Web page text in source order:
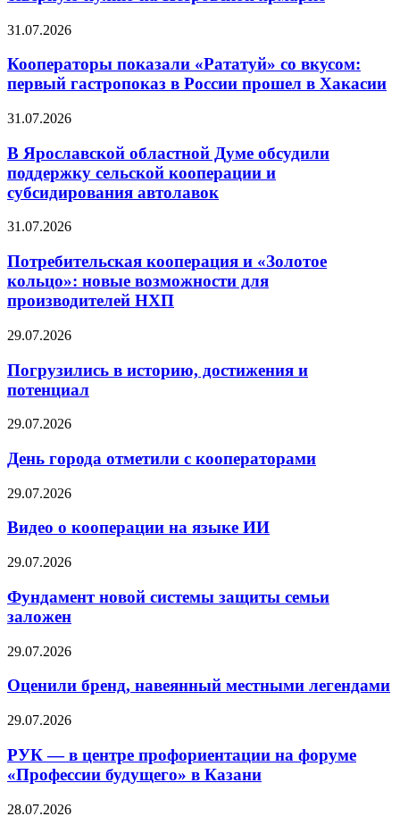
31.07.2026
Кооператоры показали «Рататуй» со вкусом:
первый гастропоказ в России прошел в Хакасии
31.07.2026
В Ярославской областной Думе обсудили
поддержку сельской кооперации и
субсидирования автолавок
31.07.2026
Потребительская кооперация и «Золотое
кольцо»: новые возможности для
производителей НХП
29.07.2026
Погрузились в историю, достижения и
потенциал
29.07.2026
День города отметили с кооператорами
29.07.2026
Видео о кооперации на языке ИИ
29.07.2026
Фундамент новой системы защиты семьи
заложен
29.07.2026
Оценили бренд, навеянный местными легендами
29.07.2026
РУК — в центре профориентации на форуме
«Профессии будущего» в Казани
28.07.2026